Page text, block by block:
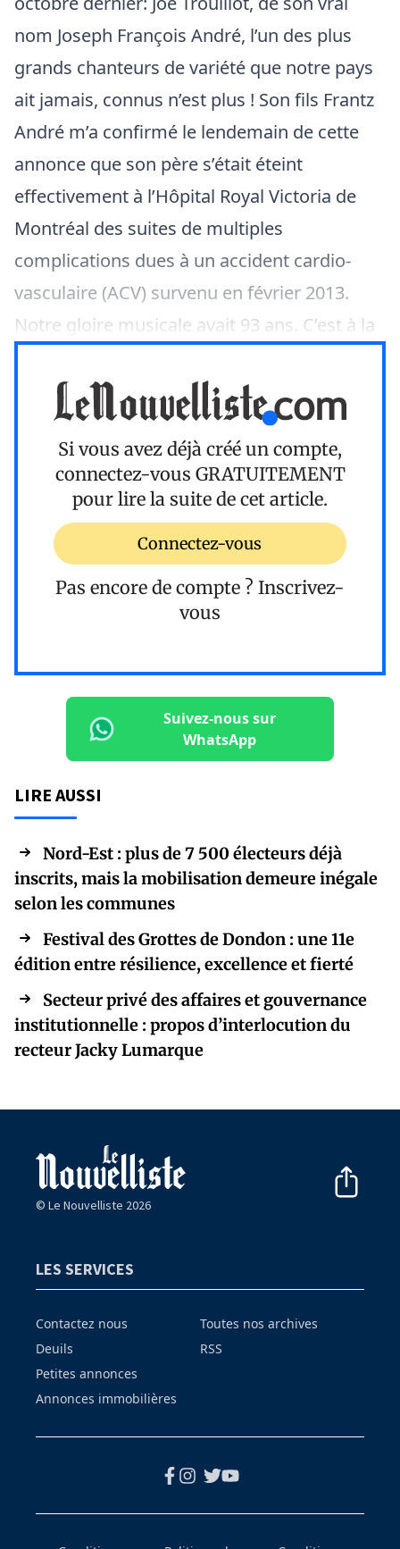
nom Joseph François André, l’un des plus
grands chanteurs de variété que notre pays
ait jamais, connus n’est plus ! Son fils Frantz
André m’a confirmé le lendemain de cette
annonce que son père s’était éteint
effectivement à l’Hôpital Royal Victoria de
Montréal des suites de multiples
complications dues à un accident cardio-
vasculaire (ACV) survenu en février 2013.
Notre gloire musicale avait 93 ans. C’est à la
Si vous avez déjà créé un compte,
connectez-vous GRATUITEMENT
pour lire la suite de cet article.
Connectez-vous
Pas encore de compte ? Inscrivez-
vous
Suivez-nous sur
WhatsApp
LIRE AUSSI
Nord-Est : plus de 7 500 électeurs déjà
inscrits, mais la mobilisation demeure inégale
selon les communes
Festival des Grottes de Dondon : une 11e
édition entre résilience, excellence et fierté
Secteur privé des affaires et gouvernance
institutionnelle : propos d’interlocution du
recteur Jacky Lumarque
© Le Nouvelliste 2026
LES SERVICES
Contactez nous
Deuils
Petites annonces
Annonces immobilières
Toutes nos archives
RSS